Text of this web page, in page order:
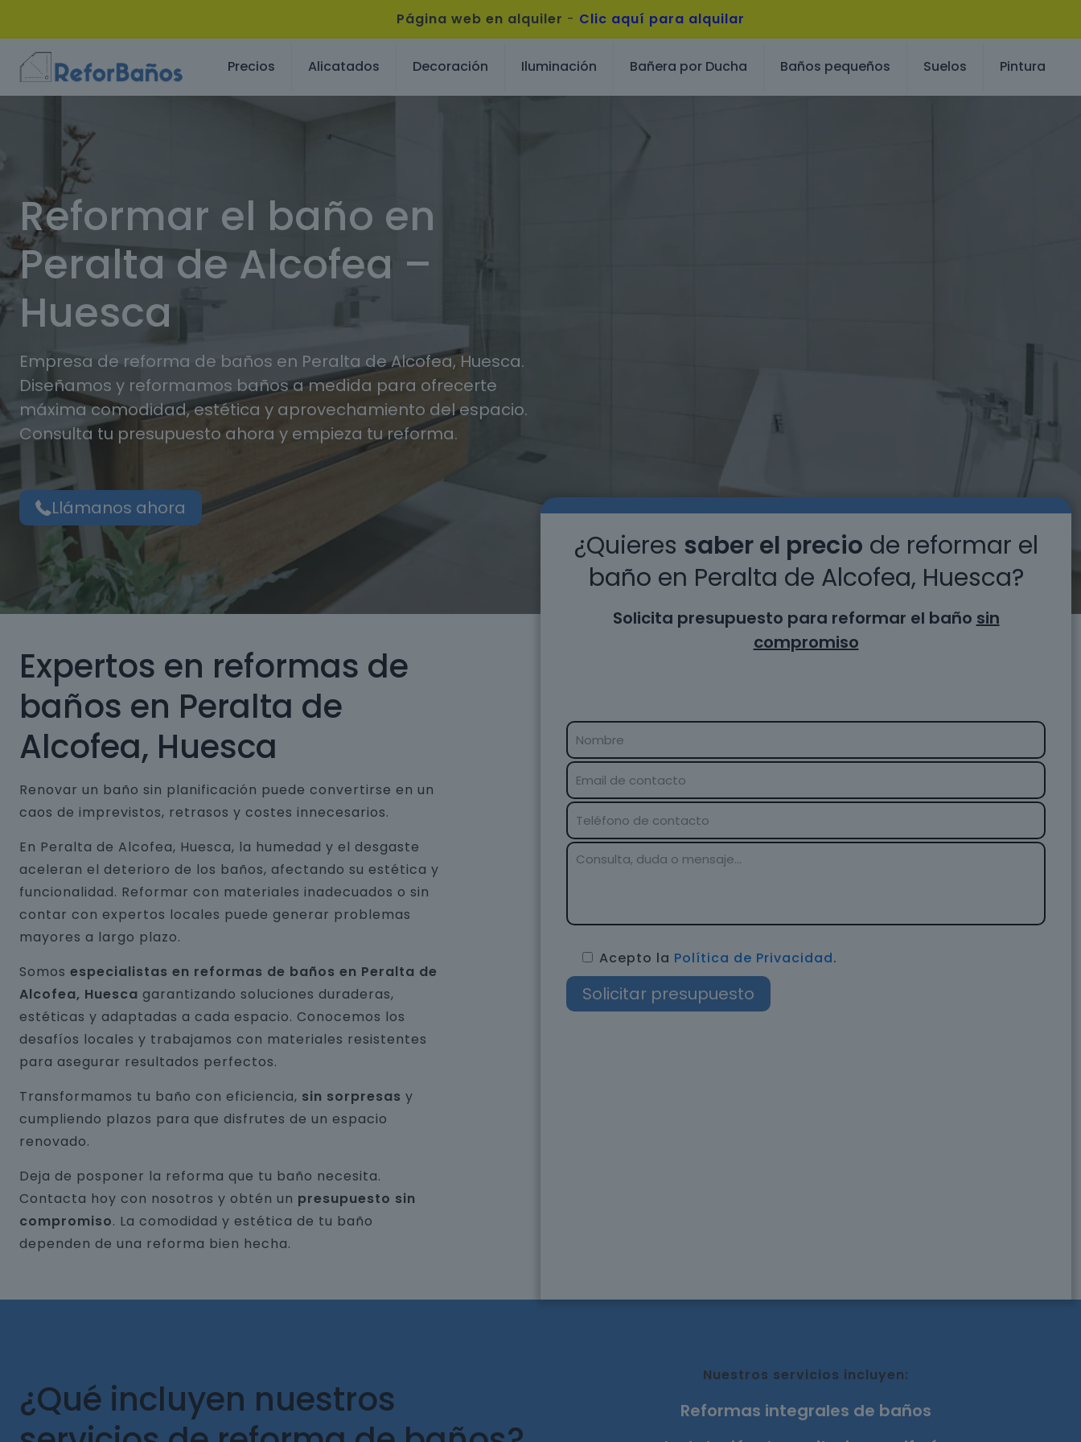
Página web en alquiler - Clic aquí para alquilar
Precios Alicatados Decoración Iluminación Bañera por Ducha Baños pequeños Suelos Pintura
Reformar el baño en
Peralta de Alcofea –
Huesca
Empresa de reforma de baños en Peralta de Alcofea, Huesca.
Diseñamos y reformamos baños a medida para ofrecerte
máxima comodidad, estética y aprovechamiento del espacio.
Consulta tu presupuesto ahora y empieza tu reforma.
Llámanos ahora
Expertos en reformas de
baños en Peralta de
Alcofea, Huesca
Renovar un baño sin planificación puede convertirse en un
caos de imprevistos, retrasos y costes innecesarios.
En Peralta de Alcofea, Huesca, la humedad y el desgaste
aceleran el deterioro de los baños, afectando su estética y
funcionalidad. Reformar con materiales inadecuados o sin
contar con expertos locales puede generar problemas
mayores a largo plazo.
Somos especialistas en reformas de baños en Peralta de
Alcofea, Huesca garantizando soluciones duraderas,
estéticas y adaptadas a cada espacio. Conocemos los
desafíos locales y trabajamos con materiales resistentes
para asegurar resultados perfectos.
Transformamos tu baño con eficiencia, sin sorpresas y
cumpliendo plazos para que disfrutes de un espacio
renovado.
Deja de posponer la reforma que tu baño necesita.
Contacta hoy con nosotros y obtén un presupuesto sin
compromiso. La comodidad y estética de tu baño
dependen de una reforma bien hecha.
¿Quieres saber el precio de reformar el
baño en Peralta de Alcofea, Huesca?
Solicita presupuesto para reformar el baño sin
compromiso
Acepto la Política de Privacidad.
¿Qué incluyen nuestros
Nuestros servicios incluyen:
Reformas integrales de baños